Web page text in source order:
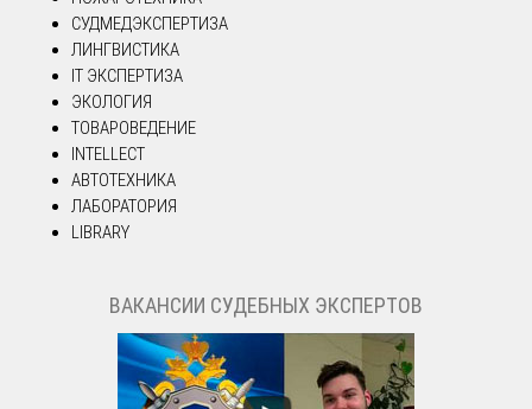
СУДМЕДЭКСПЕРТИЗА
ЛИНГВИСТИКА
IT ЭКСПЕРТИЗА
ЭКОЛОГИЯ
ТОВАРОВЕДЕНИЕ
INTELLECT
АВТОТЕХНИКА
ЛАБОРАТОРИЯ
LIBRARY
ВАКАНСИИ СУДЕБНЫХ ЭКСПЕРТОВ